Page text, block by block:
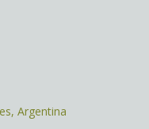
Argentina